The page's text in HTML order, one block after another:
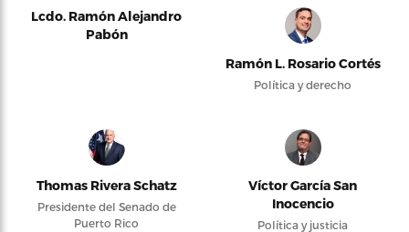
Lcdo. Ramón Alejandro
Pabón
Ramón L. Rosario Cortés
Política y derecho
Thomas Rivera Schatz
Presidente del Senado de
Puerto Rico
Víctor García San
Inocencio
Política y justicia